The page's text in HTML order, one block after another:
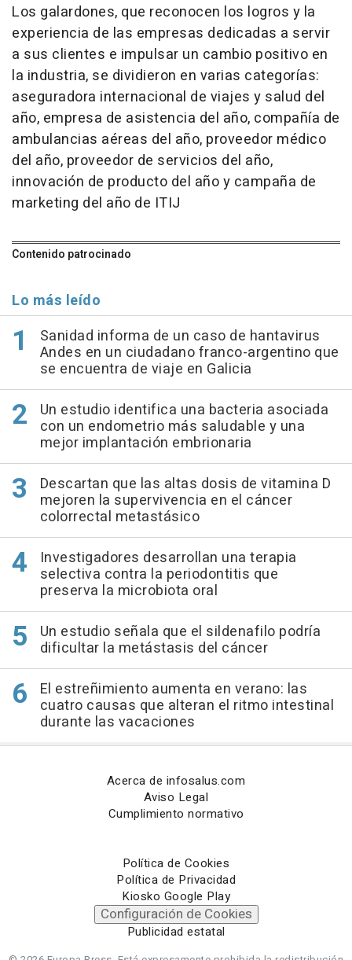
Los galardones, que reconocen los logros y la
experiencia de las empresas dedicadas a servir
a sus clientes e impulsar un cambio positivo en
la industria, se dividieron en varias categorías:
aseguradora internacional de viajes y salud del
año, empresa de asistencia del año, compañía de
ambulancias aéreas del año, proveedor médico
del año, proveedor de servicios del año,
innovación de producto del año y campaña de
marketing del año de ITIJ
Contenido patrocinado
Lo más leído
Sanidad informa de un caso de hantavirus
Andes en un ciudadano franco-argentino que
se encuentra de viaje en Galicia
Un estudio identifica una bacteria asociada
con un endometrio más saludable y una
mejor implantación embrionaria
Descartan que las altas dosis de vitamina D
mejoren la supervivencia en el cáncer
colorrectal metastásico
Investigadores desarrollan una terapia
selectiva contra la periodontitis que
preserva la microbiota oral
Un estudio señala que el sildenafilo podría
dificultar la metástasis del cáncer
El estreñimiento aumenta en verano: las
cuatro causas que alteran el ritmo intestinal
durante las vacaciones
Acerca de infosalus.com
Aviso Legal
Cumplimiento normativo
Política de Cookies
Política de Privacidad
Kiosko Google Play
Configuración de Cookies
Publicidad estatal